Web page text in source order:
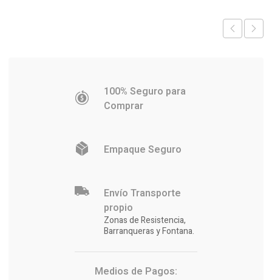
100% Seguro para
Comprar
Empaque Seguro
Envío Transporte
propio
Zonas de Resistencia,
Barranqueras y Fontana.
Medios de Pagos: